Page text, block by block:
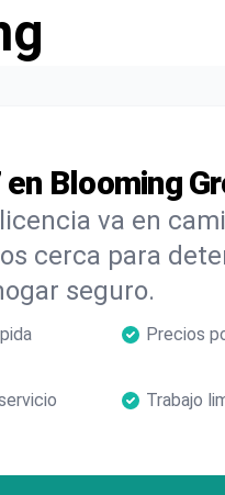
Blooming
va en
cerca para
seguro.
Precios
Trabajo